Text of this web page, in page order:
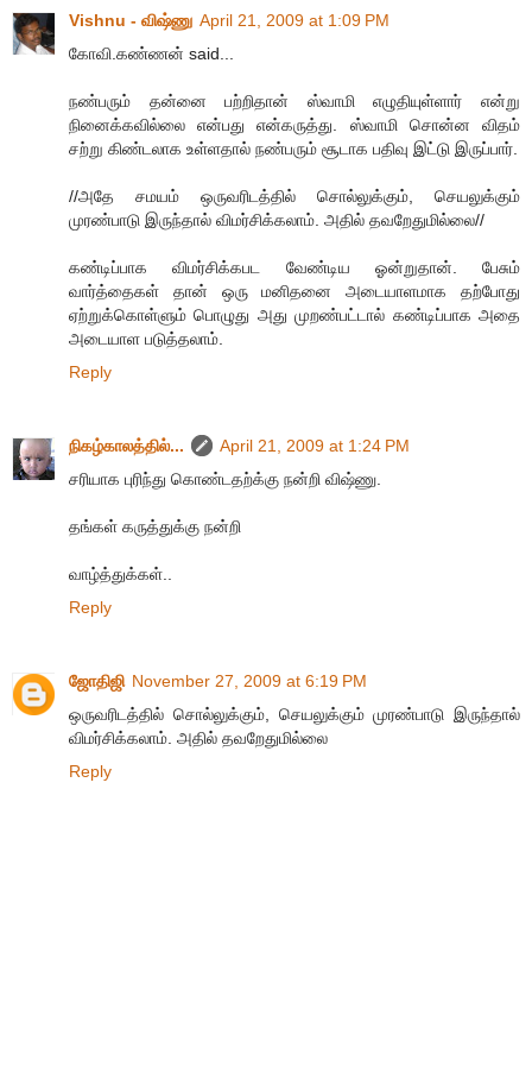
Vishnu - விஷ்ணு April 21, 2009 at 1:09 PM
கோவி.கண்ணன் said...
நண்பரும் தன்னை பற்றிதான் ஸ்வாமி எழுதியுள்ளார் என்று
நினைக்கவில்லை என்பது என்கருத்து. ஸ்வாமி சொன்ன விதம்
சற்று கிண்டலாக உள்ளதால் நண்பரும் சூடாக பதிவு இட்டு இருப்பார்.
//அதே சமயம் ஒருவரிடத்தில் சொல்லுக்கும், செயலுக்கும்
முரண்பாடு இருந்தால் விமர்சிக்கலாம். அதில் தவறேதுமில்லை//
கண்டிப்பாக விமர்சிக்கபட வேண்டிய ஓன்றுதான். பேசும்
வார்த்தைகள் தான் ஒரு மனிதனை அடையாளமாக தற்போது
ஏற்றுக்கொள்ளும் பொழுது அது முறண்பட்டால் கண்டிப்பாக அதை
அடையாள படுத்தலாம்.
Reply
நிகழ்காலத்தில்...
April 21, 2009 at 1:24 PM
சரியாக புரிந்து கொண்டதற்க்கு நன்றி விஷ்ணு.
தங்கள் கருத்துக்கு நன்றி
வாழ்த்துக்கள்..
Reply
ஜோதிஜி November 27, 2009 at 6:19 PM
ஒருவரிடத்தில் சொல்லுக்கும், செயலுக்கும் முரண்பாடு இருந்தால்
விமர்சிக்கலாம். அதில் தவறேதுமில்லை
Reply